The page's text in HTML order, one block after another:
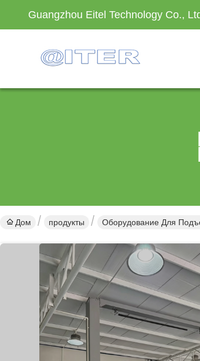
Guangzhou Eitel Technology Co.,
Дом продукты Оборудование Для